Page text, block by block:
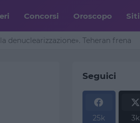
Concorsi Oroscopo Siti
denuclearizzazione». Teheran frena
Seguici
25k 3k